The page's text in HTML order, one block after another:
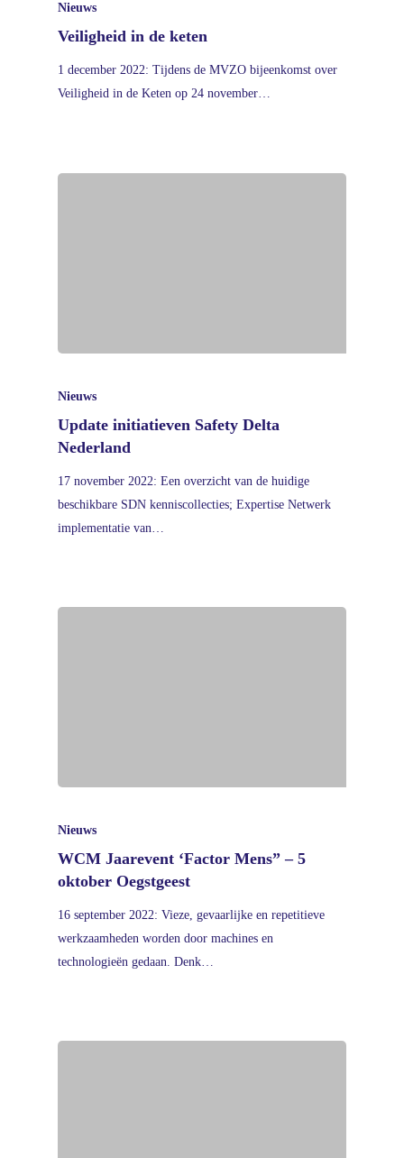
Nieuws
Veiligheid in de keten
1 december 2022: Tijdens de MVZO bijeenkomst over
Veiligheid in de Keten op 24 november…
Nieuws
Update initiatieven Safety Delta
Nederland
17 november 2022: Een overzicht van de huidige
beschikbare SDN kenniscollecties; Expertise Netwerk
implementatie van…
Nieuws
WCM Jaarevent ‘Factor Mens” – 5
oktober Oegstgeest
16 september 2022: Vieze, gevaarlijke en repetitieve
werkzaamheden worden door machines en
technologieën gedaan. Denk…